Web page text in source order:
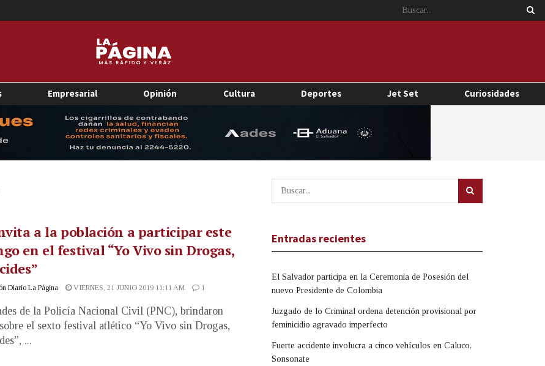
Empresarial Opinión Cultura Deportes Jet Set Curiosidades
a la población a participar este
en el festival “Yo Vivo sin Drogas,
Diario La Página VIERNES, 21 JUNIO 2019 11:11 AM 1
de la Policía Nacional Civil (PNC), brindaron
el sexto festival atlético “Yo Vivo sin Drogas,
...
Entradas recientes
El Salvador participa en la Ceremonia de Posesión del
nuevo Presidente de Colombia
Juzgado de lo Criminal ordena detención provisional por
feminicidio agravado imperfecto
Fuerte accidente involucra a cinco vehículos en Caluco,
Sonsonate